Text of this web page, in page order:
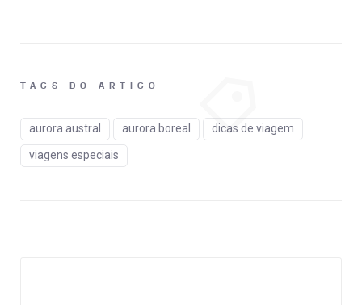
TAGS DO ARTIGO
aurora austral aurora boreal dicas de viagem
viagens especiais